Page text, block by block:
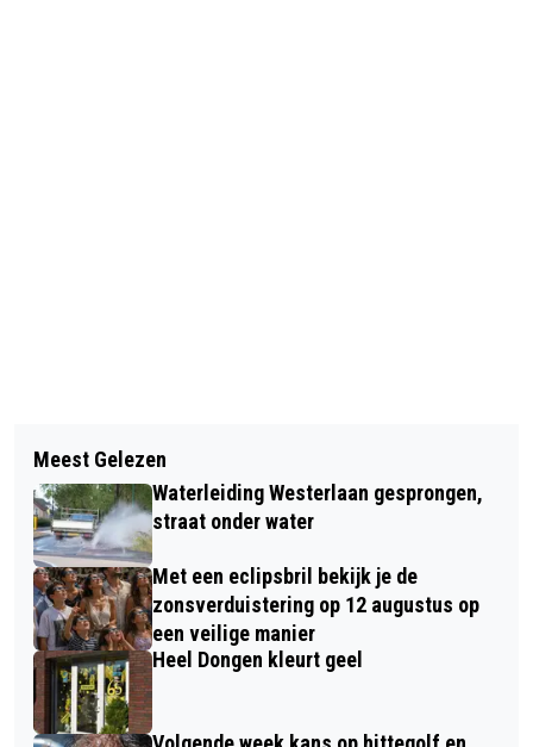
INGEZONDEN: 'ZORGEN NEMEN TOE
OVER DE VEILIGHEID VAN ONLINE
BETALINGEN NU MEER TRANSACTIES
DIGITAAL VERLOPEN''
DORPSTEAM DONGEN BESTAAT 1
JAAR!
Meest Gelezen
Waterleiding Westerlaan gesprongen,
straat onder water
Met een eclipsbril bekijk je de
zonsverduistering op 12 augustus op
een veilige manier
Heel Dongen kleurt geel